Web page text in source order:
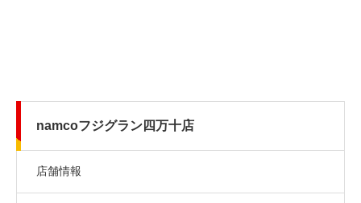
namcoフジグラン四万十店
店舗情報